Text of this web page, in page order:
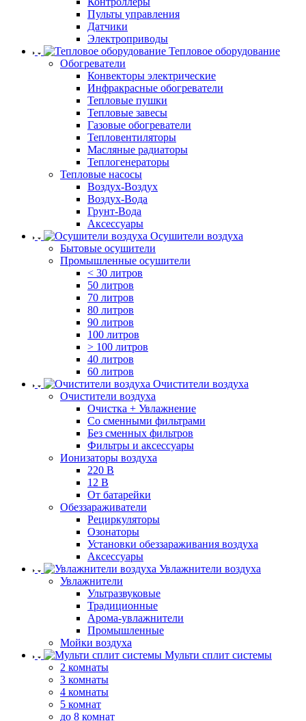
Пульты управления
Датчики
Электроприводы
Тепловое оборудование
Обогреватели
Конвекторы электрические
Инфракрасные обогреватели
Тепловые пушки
Тепловые завесы
Газовые обогреватели
Тепловентиляторы
Масляные радиаторы
Теплогенераторы
Тепловые насосы
Воздух-Воздух
Воздух-Вода
Грунт-Вода
Аксессуары
Осушители воздуха
Бытовые осушители
Промышленные осушители
< 30 литров
50 литров
70 литров
80 литров
90 литров
100 литров
> 100 литров
40 литров
60 литров
Очистители воздуха
Очистители воздуха
Очистка + Увлажнение
Cо сменными фильтрами
Без сменных фильтров
Фильтры и аксессуары
Ионизаторы воздуха
220 В
12 В
От батарейки
Обеззараживатели
Рециркуляторы
Озонаторы
Установки обеззараживания воздуха
Аксессуары
Увлажнители воздуха
Увлажнители
Ультразвуковые
Традиционные
Арома-увлажнители
Промышленные
Мойки воздуха
Мульти сплит системы
2 комнаты
3 комнаты
4 комнаты
5 комнат
до 8 комнат